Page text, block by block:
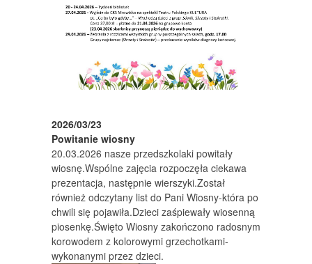
2026/03/23
Powitanie wiosny
20.03.2026 nasze przedszkolaki powitały
wiosnę.Wspólne zajęcia rozpoczęła ciekawa
prezentacja, następnie wierszyki.Został
również odczytany list do Pani Wiosny-która po
chwili się pojawiła.Dzieci zaśpiewały wiosenną
piosenkę.Święto Wiosny zakończono radosnym
korowodem z kolorowymi grzechotkami-
wykonanymi przez dzieci.